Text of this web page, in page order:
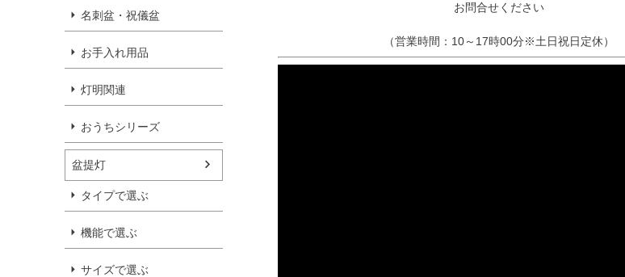
名刺盆・祝儀盆
お手入れ用品
灯明関連
おうちシリーズ
盆提灯
タイプで選ぶ
機能で選ぶ
サイズで選ぶ
お問合せください
（営業時間：10～17時00分※土日祝日定休）